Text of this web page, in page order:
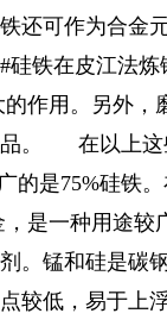
还可作为合
铁在皮江法
作用。另外
。 在以上
是75%硅铁
是一种用途
。锰和硅是
较低，易于